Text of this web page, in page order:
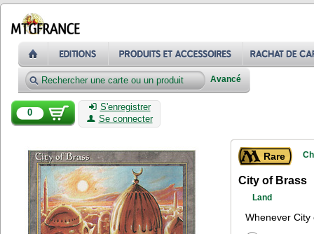
Avancé
0
S'enregistrer
Se connecter
Rare
City of Brass
Land
Whenever